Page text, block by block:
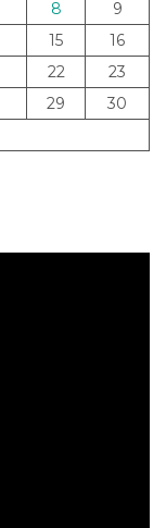
8
9
15
16
22
23
29
30